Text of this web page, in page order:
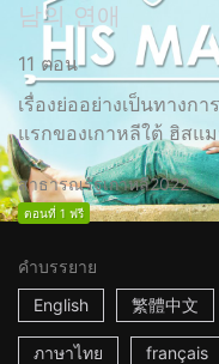
남의 연애
11 ตอน
เรื่องย่ออย่างเป็นทางก
แรกของเกาหลีใต้ ฮิสแ
สาธารณรัฐเกาหลี2022
ตอนที่ 1 ฟรี
คำบรรยาย
English
繁體中文
ภาษาไทย français